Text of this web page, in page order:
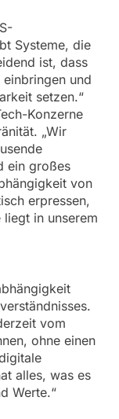
Systeme, die
ist, dass
und
setzen.“
Konzerne
„Wir
ein großes
von
erpressen,
in unserem
vom
ohne einen
alles, was es
Werte.“